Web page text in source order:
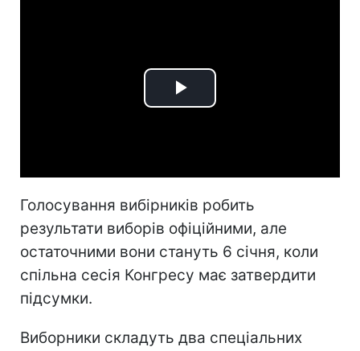
Play
Голосування вибірників робить
результати виборів офіційними, але
остаточними вони стануть 6 січня, коли
спільна сесія Конгресу має затвердити
підсумки.
Виборники складуть два спеціальних